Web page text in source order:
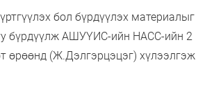
бол бүрдүүлэх материалыг
бүрдүүлж АШУҮИС-ийн НАСС-ийн 2
өрөөнд (Ж.Дэлгэрцэцэг) хүлээлгэж